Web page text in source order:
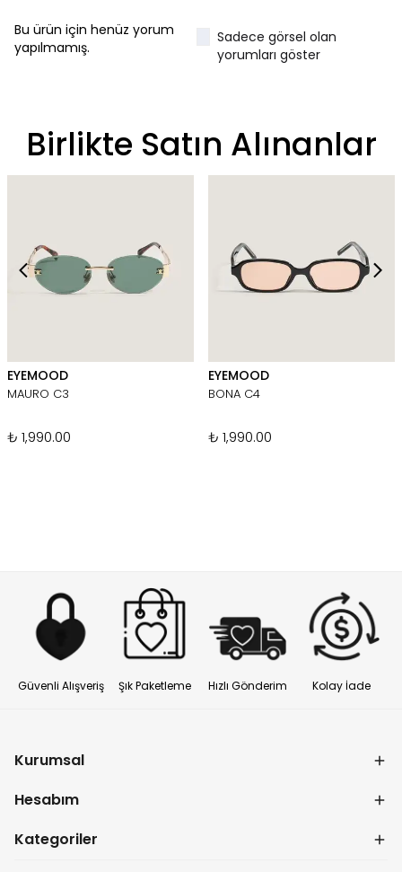
Bu ürün için henüz yorum
yapılmamış.
Sadece görsel olan
yorumları göster
Birlikte Satın Alınanlar
EYEMOOD
MAURO C3
₺ 1,990.00
EYEMOOD
BONA C4
₺ 1,990.00
Güvenli Alışveriş Şık Paketleme Hızlı Gönderim Kolay İade
Kurumsal
Hesabım
Kategoriler